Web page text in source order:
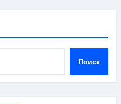
Поиск